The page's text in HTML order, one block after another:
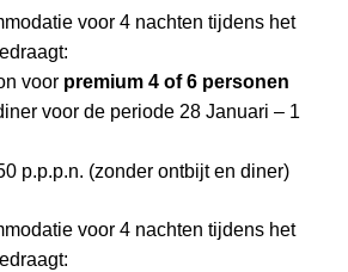
voor 4 nachten tijdens het
voor premium 4 of 6 personen
voor de periode 28 Januari – 1
p.p.p.n. (zonder ontbijt en diner)
voor 4 nachten tijdens het